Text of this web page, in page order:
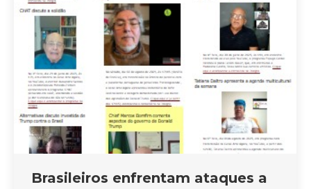
Brasileiros enfrentam ataques a